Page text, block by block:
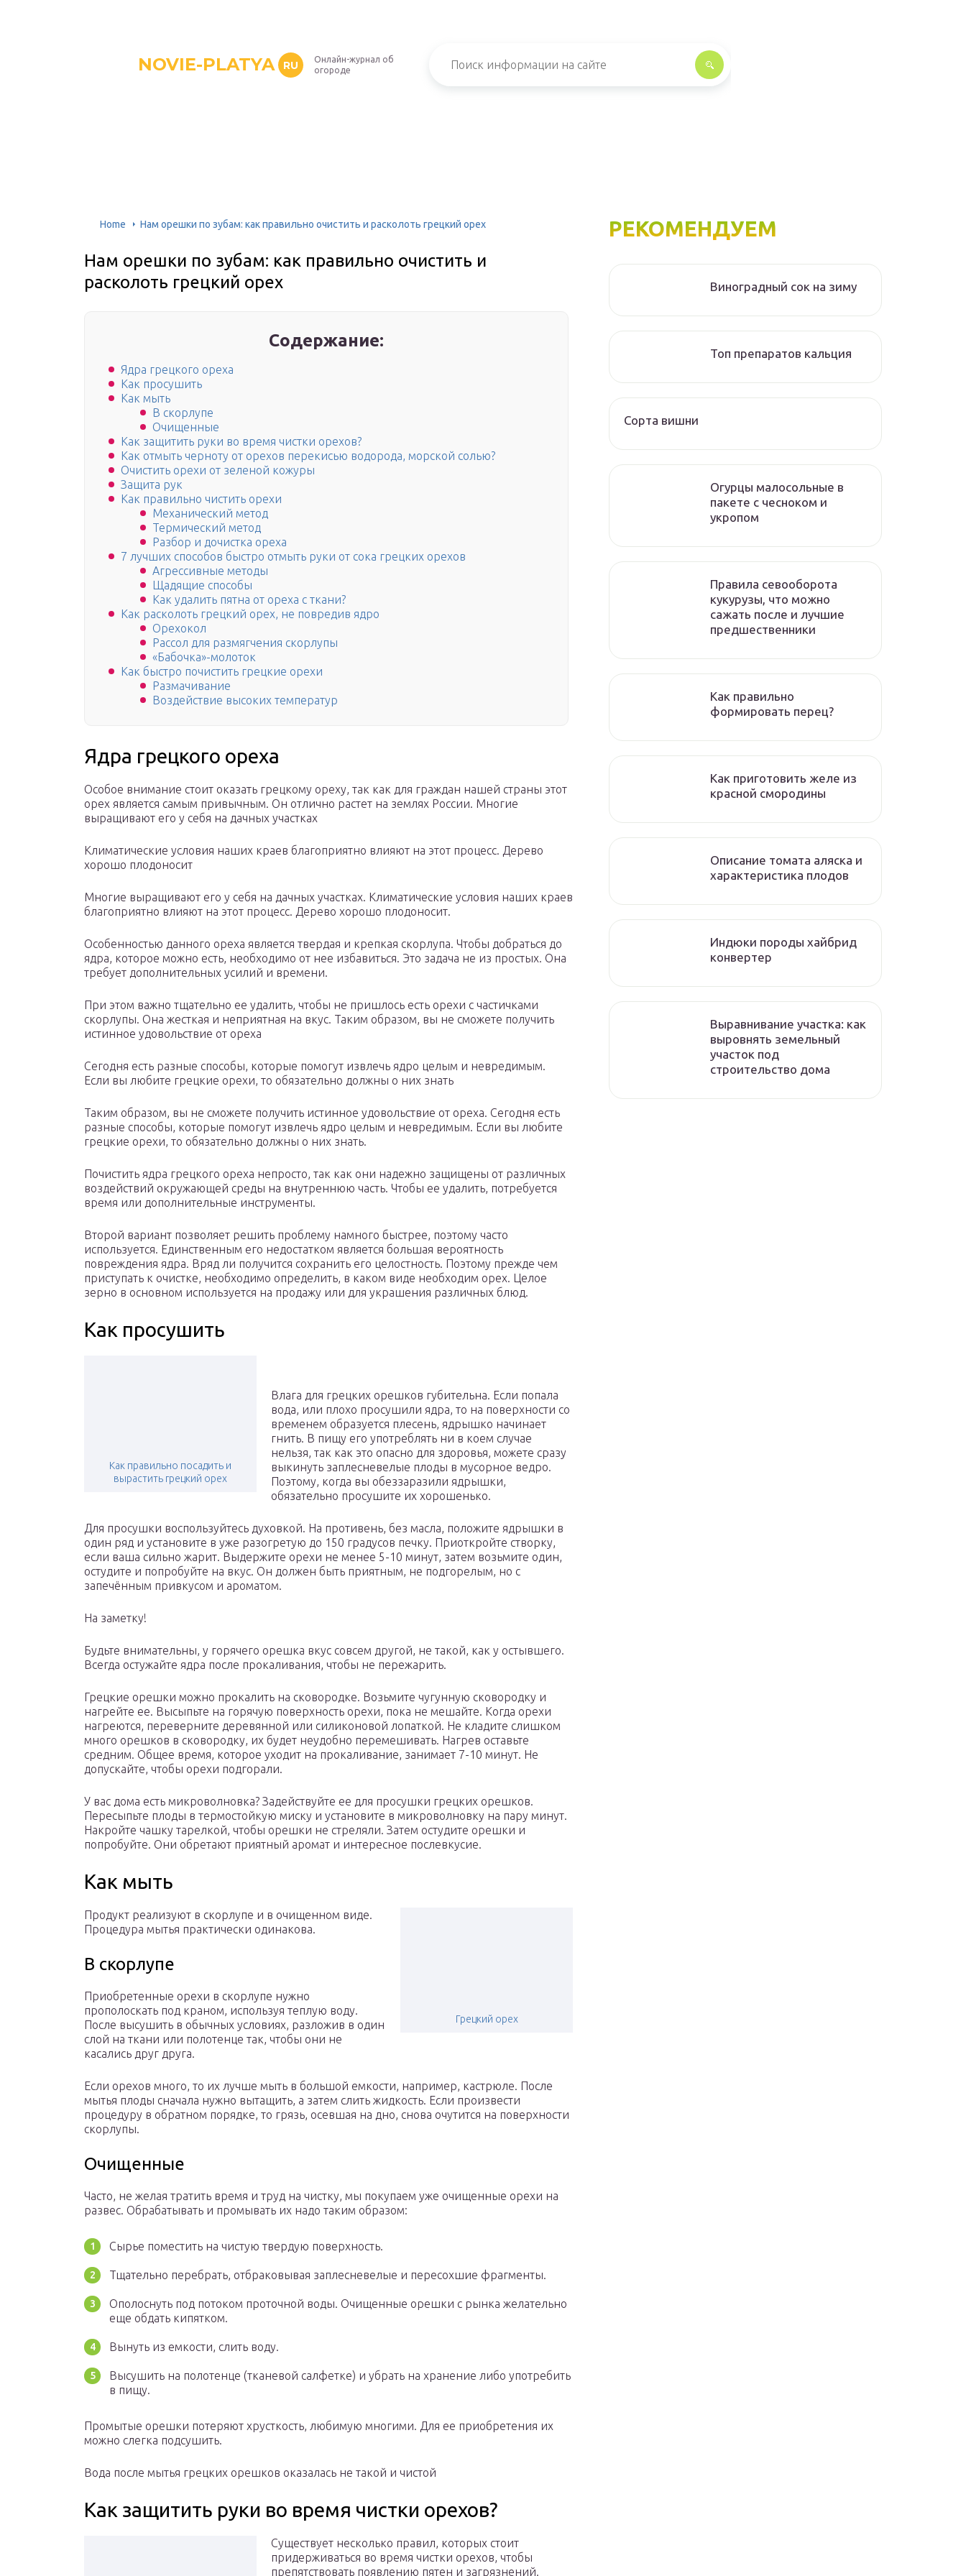
NOVIE-PLATYA RU
Онлайн-журнал об
огороде
Home Нам орешки по зубам: как правильно очистить и расколоть грецкий орех
Нам орешки по зубам: как правильно очистить и
расколоть грецкий орех
Содержание:
Ядра грецкого ореха
Как просушить
Как мыть
В скорлупе
Очищенные
Как защитить руки во время чистки орехов?
Как отмыть черноту от орехов перекисью водорода, морской солью?
Очистить орехи от зеленой кожуры
Защита рук
Как правильно чистить орехи
Механический метод
Термический метод
Разбор и дочистка ореха
7 лучших способов быстро отмыть руки от сока грецких орехов
Агрессивные методы
Щадящие способы
Как удалить пятна от ореха с ткани?
Как расколоть грецкий орех, не повредив ядро
Орехокол
Рассол для размягчения скорлупы
«Бабочка»-молоток
Как быстро почистить грецкие орехи
Размачивание
Воздействие высоких температур
Ядра грецкого ореха
Особое внимание стоит оказать грецкому ореху, так как для граждан нашей страны этот
орех является самым привычным. Он отлично растет на землях России. Многие
выращивают его у себя на дачных участках
Климатические условия наших краев благоприятно влияют на этот процесс. Дерево
хорошо плодоносит
Многие выращивают его у себя на дачных участках. Климатические условия наших краев
благоприятно влияют на этот процесс. Дерево хорошо плодоносит.
Особенностью данного ореха является твердая и крепкая скорлупа. Чтобы добраться до
ядра, которое можно есть, необходимо от нее избавиться. Это задача не из простых. Она
требует дополнительных усилий и времени.
При этом важно тщательно ее удалить, чтобы не пришлось есть орехи с частичками
скорлупы. Она жесткая и неприятная на вкус. Таким образом, вы не сможете получить
истинное удовольствие от ореха
Сегодня есть разные способы, которые помогут извлечь ядро целым и невредимым.
Если вы любите грецкие орехи, то обязательно должны о них знать
Таким образом, вы не сможете получить истинное удовольствие от ореха. Сегодня есть
разные способы, которые помогут извлечь ядро целым и невредимым. Если вы любите
грецкие орехи, то обязательно должны о них знать.
Почистить ядра грецкого ореха непросто, так как они надежно защищены от различных
воздействий окружающей среды на внутреннюю часть. Чтобы ее удалить, потребуется
время или дополнительные инструменты.
Второй вариант позволяет решить проблему намного быстрее, поэтому часто
используется. Единственным его недостатком является большая вероятность
повреждения ядра. Вряд ли получится сохранить его целостность. Поэтому прежде чем
приступать к очистке, необходимо определить, в каком виде необходим орех. Целое
зерно в основном используется на продажу или для украшения различных блюд.
Как просушить
Как правильно посадить и
вырастить грецкий орех
Влага для грецких орешков губительна. Если попала
вода, или плохо просушили ядра, то на поверхности со
временем образуется плесень, ядрышко начинает
гнить. В пищу его употреблять ни в коем случае
нельзя, так как это опасно для здоровья, можете сразу
выкинуть заплесневелые плоды в мусорное ведро.
Поэтому, когда вы обеззаразили ядрышки,
обязательно просушите их хорошенько.
Для просушки воспользуйтесь духовкой. На противень, без масла, положите ядрышки в
один ряд и установите в уже разогретую до 150 градусов печку. Приоткройте створку,
если ваша сильно жарит. Выдержите орехи не менее 5-10 минут, затем возьмите один,
остудите и попробуйте на вкус. Он должен быть приятным, не подгорелым, но с
запечённым привкусом и ароматом.
На заметку!
Будьте внимательны, у горячего орешка вкус совсем другой, не такой, как у остывшего.
Всегда остужайте ядра после прокаливания, чтобы не пережарить.
Грецкие орешки можно прокалить на сковородке. Возьмите чугунную сковородку и
нагрейте ее. Высыпьте на горячую поверхность орехи, пока не мешайте. Когда орехи
нагреются, переверните деревянной или силиконовой лопаткой. Не кладите слишком
много орешков в сковородку, их будет неудобно перемешивать. Нагрев оставьте
средним. Общее время, которое уходит на прокаливание, занимает 7-10 минут. Не
допускайте, чтобы орехи подгорали.
У вас дома есть микроволновка? Задействуйте ее для просушки грецких орешков.
Пересыпьте плоды в термостойкую миску и установите в микроволновку на пару минут.
Накройте чашку тарелкой, чтобы орешки не стреляли. Затем остудите орешки и
попробуйте. Они обретают приятный аромат и интересное послевкусие.
Как мыть
Грецкий орех
Продукт реализуют в скорлупе и в очищенном виде.
Процедура мытья практически одинакова.
В скорлупе
Приобретенные орехи в скорлупе нужно
прополоскать под краном, используя теплую воду.
После высушить в обычных условиях, разложив в один
слой на ткани или полотенце так, чтобы они не
касались друг друга.
Если орехов много, то их лучше мыть в большой емкости, например, кастрюле. После
мытья плоды сначала нужно вытащить, а затем слить жидкость. Если произвести
процедуру в обратном порядке, то грязь, осевшая на дно, снова очутится на поверхности
скорлупы.
Очищенные
Часто, не желая тратить время и труд на чистку, мы покупаем уже очищенные орехи на
развес. Обрабатывать и промывать их надо таким образом:
Сырье поместить на чистую твердую поверхность.
Тщательно перебрать, отбраковывая заплесневелые и пересохшие фрагменты.
Ополоснуть под потоком проточной воды. Очищенные орешки с рынка желательно
еще обдать кипятком.
Вынуть из емкости, слить воду.
Высушить на полотенце (тканевой салфетке) и убрать на хранение либо употребить
в пищу.
Промытые орешки потеряют хрусткость, любимую многими. Для ее приобретения их
можно слегка подсушить.
Вода после мытья грецких орешков оказалась не такой и чистой
Как защитить руки во время чистки орехов?
Существует несколько правил, которых стоит
придерживаться во время чистки орехов, чтобы
препятствовать появлению пятен и загрязнений.
РЕКОМЕНДУЕМ
Виноградный сок на зиму
Топ препаратов кальция
Сорта вишни
Огурцы малосольные в
пакете с чесноком и
укропом
Правила севооборота
кукурузы, что можно
сажать после и лучшие
предшественники
Как правильно
формировать перец?
Как приготовить желе из
красной смородины
Описание томата аляска и
характеристика плодов
Индюки породы хайбрид
конвертер
Выравнивание участка: как
выровнять земельный
участок под
строительство дома